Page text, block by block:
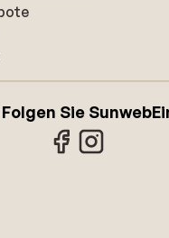
Folgen Sie Sunweb